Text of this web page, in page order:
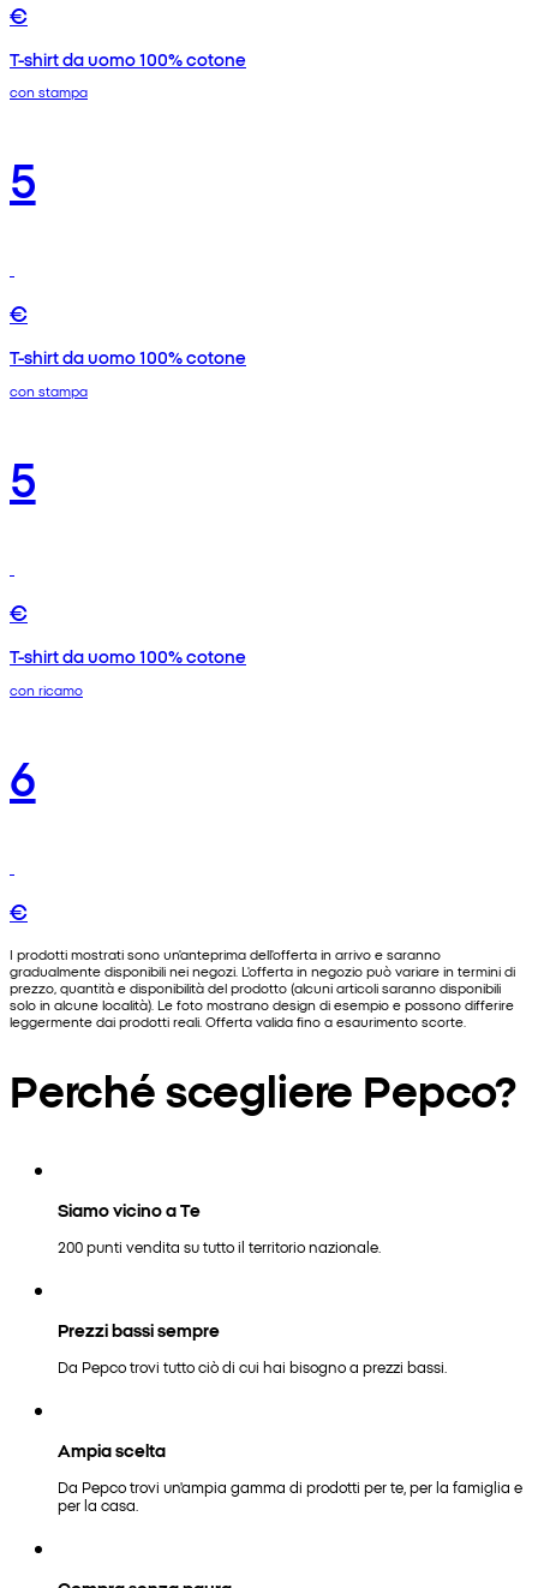
€
T-shirt da uomo 100% cotone
con stampa
5
€
T-shirt da uomo 100% cotone
con stampa
5
€
T-shirt da uomo 100% cotone
con ricamo
6
€
I prodotti mostrati sono un'anteprima dell'offerta in arrivo e saranno
gradualmente disponibili nei negozi. L'offerta in negozio può variare in termini di
prezzo, quantità e disponibilità del prodotto (alcuni articoli saranno disponibili
solo in alcune località). Le foto mostrano design di esempio e possono differire
leggermente dai prodotti reali. Offerta valida fino a esaurimento scorte.
Perché scegliere Pepco?
Siamo vicino a Te
200 punti vendita su tutto il territorio nazionale.
Prezzi bassi sempre
Da Pepco trovi tutto ciò di cui hai bisogno a prezzi bassi.
Ampia scelta
Da Pepco trovi un'ampia gamma di prodotti per te, per la famiglia e
per la casa.